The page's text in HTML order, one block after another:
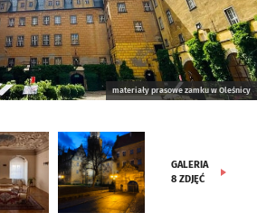
materiały prasowe zamku w Oleśnicy
GALERIA
8 ZDJĘĆ